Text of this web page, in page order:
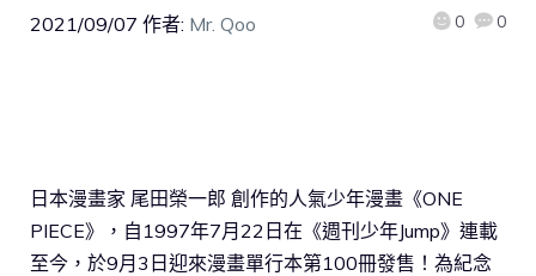
2021/09/07 作者: Mr. Qoo 0 0
日本漫畫家 尾田榮一郎 創作的人氣少年漫畫《ONE
PIECE》，自1997年7月22日在《週刊少年Jump》連載
至今，於9月3日迎來漫畫單行本第100冊發售！為紀念